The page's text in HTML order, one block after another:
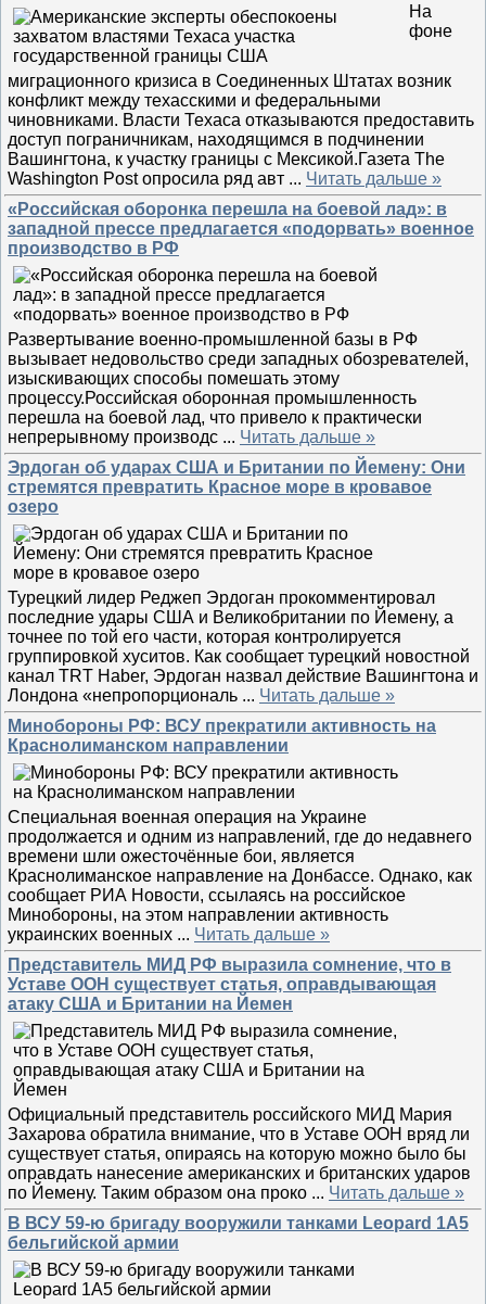
На
фоне
миграционного кризиса в Соединенных Штатах возник
конфликт между техасскими и федеральными
чиновниками. Власти Техаса отказываются предоставить
доступ пограничникам, находящимся в подчинении
Вашингтона, к участку границы с Мексикой.Газета The
Washington Post опросила ряд авт ... Читать дальше »
«Российская оборонка перешла на боевой лад»: в
западной прессе предлагается «подорвать» военное
производство в РФ
Развертывание военно-промышленной базы в РФ
вызывает недовольство среди западных обозревателей,
изыскивающих способы помешать этому
процессу.Российская оборонная промышленность
перешла на боевой лад, что привело к практически
непрерывному производс ... Читать дальше »
Эрдоган об ударах США и Британии по Йемену: Они
стремятся превратить Красное море в кровавое
озеро
Турецкий лидер Реджеп Эрдоган прокомментировал
последние удары США и Великобритании по Йемену, а
точнее по той его части, которая контролируется
группировкой хуситов. Как сообщает турецкий новостной
канал TRT Haber, Эрдоган назвал действие Вашингтона и
Лондона «непропорциональ ... Читать дальше »
Минобороны РФ: ВСУ прекратили активность на
Краснолиманском направлении
Специальная военная операция на Украине
продолжается и одним из направлений, где до недавнего
времени шли ожесточённые бои, является
Краснолиманское направление на Донбассе. Однако, как
сообщает РИА Новости, ссылаясь на российское
Минобороны, на этом направлении активность
украинских военных ... Читать дальше »
Представитель МИД РФ выразила сомнение, что в
Уставе ООН существует статья, оправдывающая
атаку США и Британии на Йемен
Официальный представитель российского МИД Мария
Захарова обратила внимание, что в Уставе ООН вряд ли
существует статья, опираясь на которую можно было бы
оправдать нанесение американских и британских ударов
по Йемену. Таким образом она проко ... Читать дальше »
В ВСУ 59-ю бригаду вооружили танками Leopard 1A5
бельгийской армии